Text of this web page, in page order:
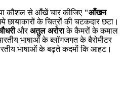
कौशल से आँखें चार कीजिए "आँखन
छायाकारों के चित्रों की चटकदार छटा।
औरअतुल अरोराके कैमरों के कमाल
भाषाओं के ब्लॉगजगत के बैरोमीटर
भाषाओं के बढ़ते कदमों कि आहट।